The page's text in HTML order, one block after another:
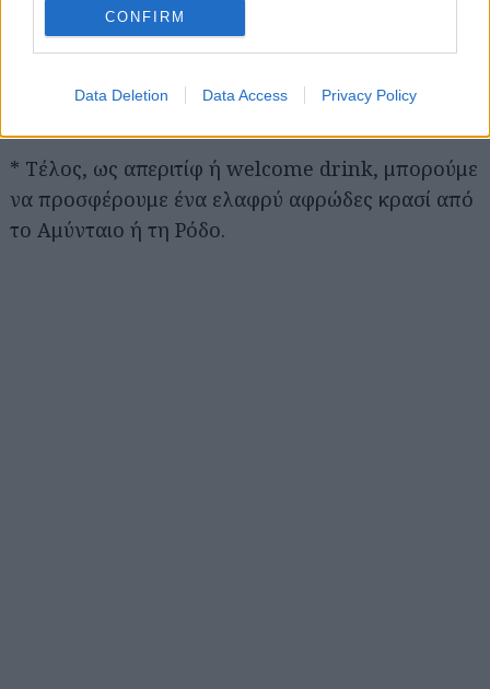
CONFIRM
Data Deletion Data Access Privacy Policy
ανατολίτικα γλυκά ή γλυκά ταψιού ταιριάζουν
καλύτερα με ένα Μοσχάτο από τη Λήμνο ή τη
παντρεύονται τέλεια με μια Μαυροδάφνη Πατρών.
* Τέλος, ως απεριτίφ ή welcome drink, μπορούμε
να προσφέρουμε ένα ελαφρύ αφρώδες κρασί από
το Αμύνταιο ή τη Ρόδο.